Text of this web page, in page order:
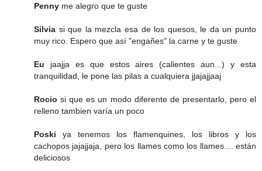
Penny me alegro que te guste
Silvia si que la mezcla esa de los quesos, le da un punto
muy rico. Espero que así "engañes" la carne y te guste
Eu jaajja es que estos aires (calientes aun...) y esta
tranquilidad, le pone las pilas a cualquiera jjajajjaaj
Rocio si que es un modo diferente de presentarlo, pero el
relleno tambien varía un poco
Poski ya tenemos los flamenquines, los libros y los
cachopos jajajjaja, pero los llames como los llames.... están
deliciosos